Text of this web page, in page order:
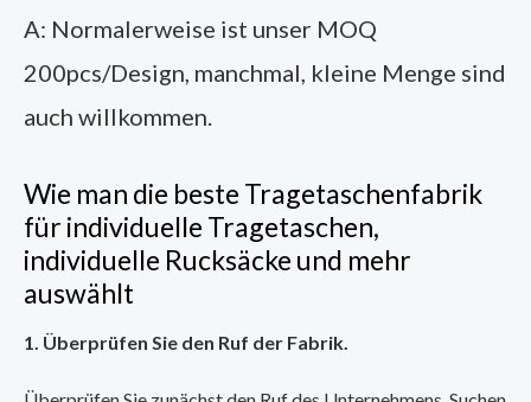
A: Normalerweise ist unser MOQ
200pcs/Design, manchmal, kleine Menge sind
auch willkommen.
Wie man die beste Tragetaschenfabrik
für individuelle Tragetaschen,
individuelle Rucksäcke und mehr
auswählt
1. Überprüfen Sie den Ruf der Fabrik.